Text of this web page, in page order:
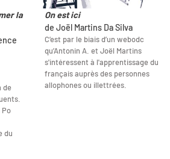
la
de
Po
du
On est ici
de Joël Martins Da Silva
C’est par le biais d’un webodc
qu’Antonin A. et Joël Martins
s'intéressent à l'apprentissage du
français auprès des personnes
allophones ou illettrées.